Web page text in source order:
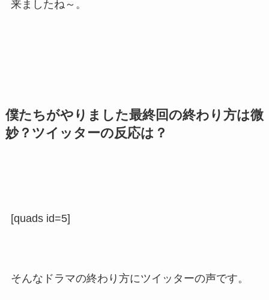
来ましたね～。
僕たちがやりました最終回の終わり方は微
妙？ツイッターの反応は？
[quads id=5]
そんなドラマの終わり方にツイッターの声です。